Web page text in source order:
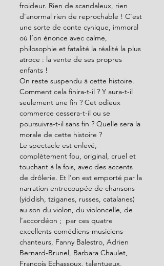
froideur. Rien de scandaleux, rien
d’anormal rien de reprochable ! C’est
une sorte de conte cynique, immoral
où l’on énonce avec calme,
philosophie et fatalité la réalité la plus
atroce : la vente de ses propres
enfants !
On reste suspendu à cette histoire.
Comment cela finira-t-il ? Y aura-t-il
seulement une fin ? Cet odieux
commerce cessera-t-il ou se
poursuivra-t-il sans fin ? Quelle sera la
morale de cette histoire ?
Le spectacle est enlevé,
complètement fou, original, cruel et
touchant à la fois, avec des accents
de drôlerie. Et l’on est emporté par la
narration entrecoupée de chansons
(yiddish, tziganes, russes, catalanes)
au son du violon, du violoncelle, de
l’accordéon ;  par ces quatre
excellents comédiens-musiciens-
chanteurs, Fanny Balestro, Adrien
Bernard-Brunel, Barbara Chaulet,
François Echassoux, talentueux,